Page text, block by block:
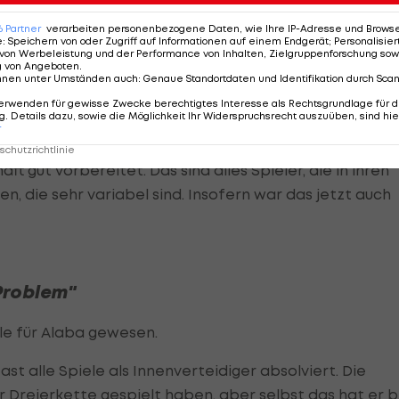
immer erst zwei bis drei Stunden vor dem Spiel
eigener Aussage unter der Woche in Seefeld
mit Dreier- und auch Viererkette gearbeitet.
war das 5-3-2, also haben wir das schon auch im
gut vorbereitet. Das sind alles Spieler, die in ihren
die sehr variabel sind. Insofern war das jetzt auch
für Alaba gewesen.
alle Spiele als Innenverteidiger absolviert. Die
Dreierkette gespielt haben, aber selbst das hat er
Partner verarbeiten personenbezogene Daten, wie Ihre IP-Adresse und
: Speichern von oder Zugriff auf Informationen auf einem Endgerät;
Werbeleistung und der Performance von Inhalten, Zielgruppenforschung
von Angeboten.
unter Umständen auch: Genaue Standortdaten und Identifikation durch
für gewisse Zwecke berechtigtes Interesse als Rechtsgrundlage für
Details dazu, sowie die Möglichkeit Ihr Widerspruchsrecht auszuüben, sind